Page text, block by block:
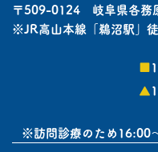
〒509-0124 岐阜県各務
※JR高山本線「鵜沼駅」
■
▲
※訪問診療のため16:00